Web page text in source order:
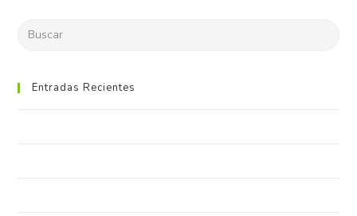
Entradas Recientes